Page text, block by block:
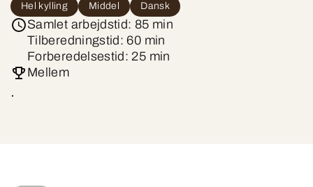
Hel kylling
Middel Dansk
Samlet arbejdstid: 85 min
Tilberedningstid: 60 min
Forberedelsestid: 25 min
Mellem
.